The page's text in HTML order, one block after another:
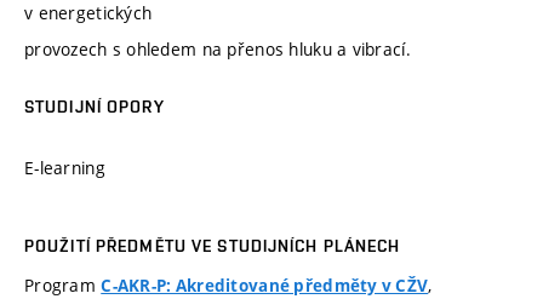
v energetických
provozech s ohledem na přenos hluku a vibrací.
STUDIJNÍ OPORY
E-learning
POUŽITÍ PŘEDMĚTU VE STUDIJNÍCH PLÁNECH
ProgramC-AKR-P: Akreditované předměty v CŽV,